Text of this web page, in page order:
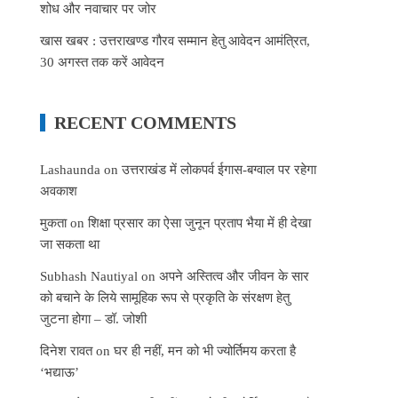
शोध और नवाचार पर जोर
खास खबर : उत्तराखण्ड गौरव सम्मान हेतु आवेदन आमंत्रित,
30 अगस्त तक करें आवेदन
RECENT COMMENTS
Lashaunda onउत्तराखंड में लोकपर्व ईगास-बग्वाल पर रहेगा
अवकाश
मुकताonशिक्षा प्रसार का ऐसा जुनून प्रताप भैया में ही देखा
जा सकता था
Subhash Nautiyal onअपने अस्तित्व और जीवन के सार
को बचाने के लिये सामूहिक रूप से प्रकृति के संरक्षण हेतु
जुटना होगा – डॉ. जोशी
दिनेश रावतonघर ही नहीं, मन को भी ज्योर्तिमय करता है
‘भद्याऊ’